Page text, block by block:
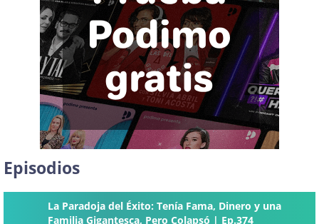
Episodios
La Paradoja del Éxito: Tenía Fama, Dinero y una
Familia Gigantesca, Pero Colapsó | Ep.374